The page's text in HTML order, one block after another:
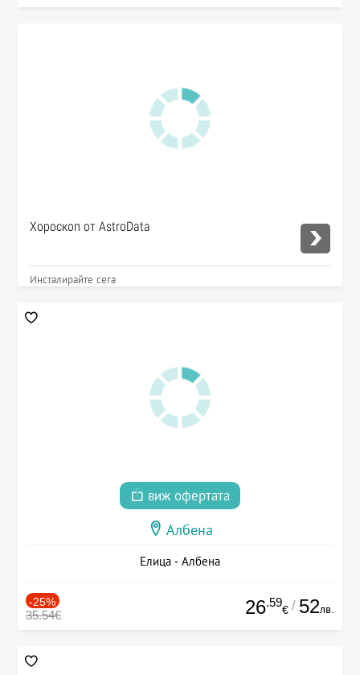
Хороскоп от AstroData
Инсталирайте сега
виж офертата
Албена
Елица - Албена
-25%
35.54€ 26.59
€ / 52лв.